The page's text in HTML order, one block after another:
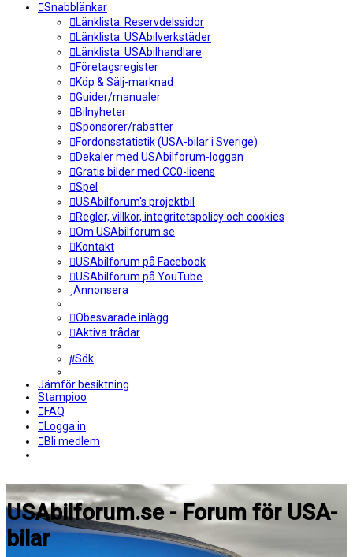
Snabblänkar
Länklista: Reservdelssidor
Länklista: USAbilverkstäder
Länklista: USAbilhandlare
Företagsregister
Köp & Sälj-marknad
Guider/manualer
Bilnyheter
Sponsorer/rabatter
Fordonsstatistik (USA-bilar i Sverige)
Dekaler med USAbilforum-loggan
Gratis bilder med CC0-licens
Spel
USAbilforum's projektbil
Regler, villkor, integritetspolicy och cookies
Om USAbilforum.se
Kontakt
USAbilforum på Facebook
USAbilforum på YouTube
Annonsera
Obesvarade inlägg
Aktiva trådar
Sök
Jämför besiktning
Stampioo
FAQ
Logga in
Bli medlem
USAbilforum.se - Forum för USA-
bilar